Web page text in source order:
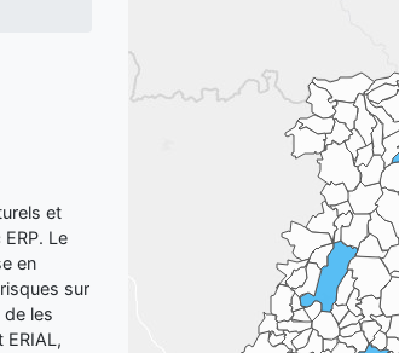
et
Le
en
sur
les